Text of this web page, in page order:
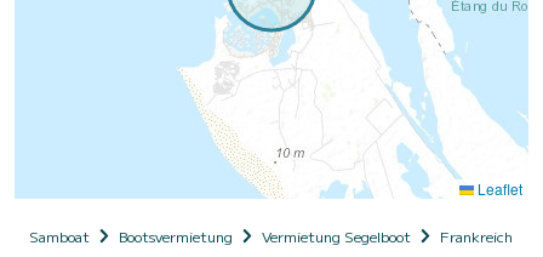
Leaflet
Samboat Bootsvermietung Vermietung Segelboot Frankreich